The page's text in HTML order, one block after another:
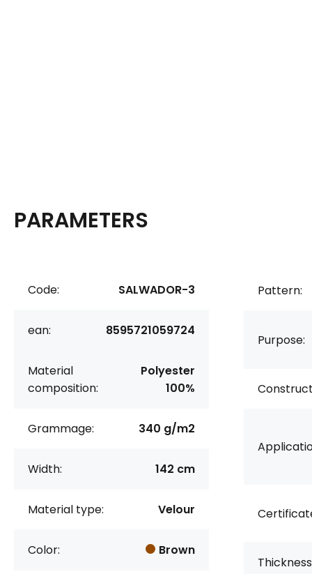
PARAMETERS
Code: SALWADOR-3
ean: 8595721059724
Material
composition:
Polyester
100%
Grammage: 340 g/m2
Width: 142 cm
Material type: Velour
Color: Brown
Pattern:
Purpose: